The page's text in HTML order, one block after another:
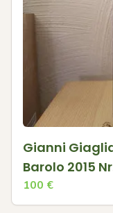
Gianni
Barolo 2015
100 €